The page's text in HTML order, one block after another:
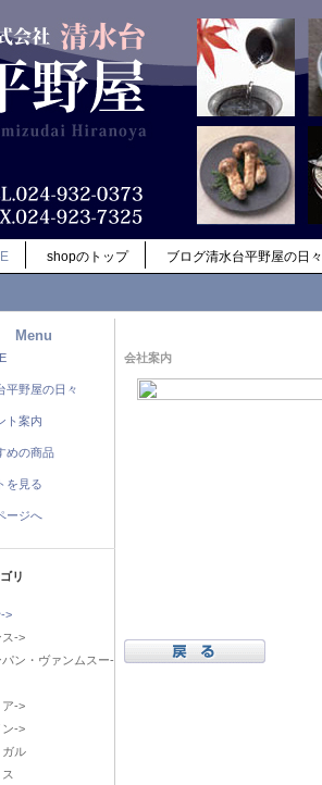
shopのトップ ブログ清水台平野屋の日々
Menu
平野屋の日々
ト案内
めの商品
を見る
ージへ
リ
->
->
ン・ヴァンムスー-
->
->
ル
会社案内